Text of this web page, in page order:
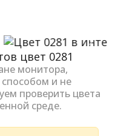
Next
монитора,
и не
проверить цвета
среде.